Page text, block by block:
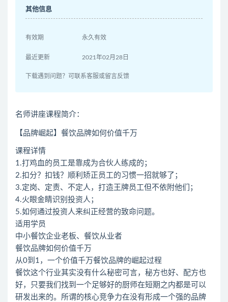
其他信息
有效期 永久有效
最近更新 2021年02月28日
下载遇到问题？可联系客服或留言反馈
名师讲座课程简介：
【品牌崛起】餐饮品牌如何价值千万
课程详情
1.打鸡血的员工是靠成为合伙人练成的；
2.扣分？扣钱？顺利矫正员工的习惯一招就够了；
3.定岗、定责、不定人，打造王牌员工但不依附他们；
4.火眼金睛识别投资人；
5.如何通过投资人来纠正经营的致命问题。
适用学员
中小餐饮企业老板、餐饮从业者
餐饮品牌如何价值千万
从0到1，一个价值千万餐饮品牌的崛起过程
餐饮这个行业其实没有什么秘密可言，秘方也好、配方也
好，只要我们找到一个足够好的厨师在短期之内都是可以
研发出来的。所谓的核心竞争力在没有形成一个强的品牌